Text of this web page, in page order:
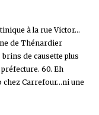
à la rue Victor...
de Thénardier
de causette plus
60. Eh
chez Carrefour...ni une